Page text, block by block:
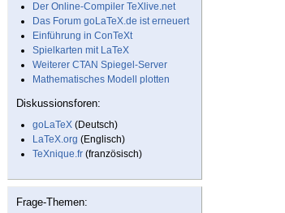
Der Online-Compiler TeXlive.net
Das Forum goLaTeX.de ist erneuert
Einführung in ConTeXt
Spielkarten mit LaTeX
Weiterer CTAN Spiegel-Server
Mathematisches Modell plotten
Diskussionsforen:
goLaTeX (Deutsch)
LaTeX.org (Englisch)
TeXnique.fr (französisch)
Frage-Themen: